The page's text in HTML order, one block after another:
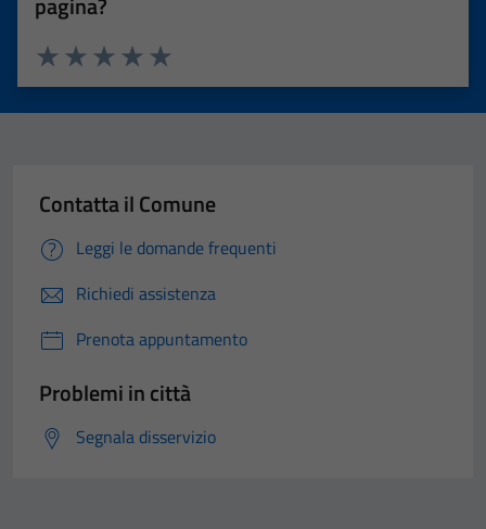
Valuta 5 stelle su 5
Valuta 4 stelle su 5
Valuta 3 stelle su 5
Valuta 2 stelle su 5
Valuta 1 stelle su 5
Contatta il Comune
Leggi le domande frequenti
Richiedi assistenza
Prenota appuntamento
Problemi in città
Segnala disservizio